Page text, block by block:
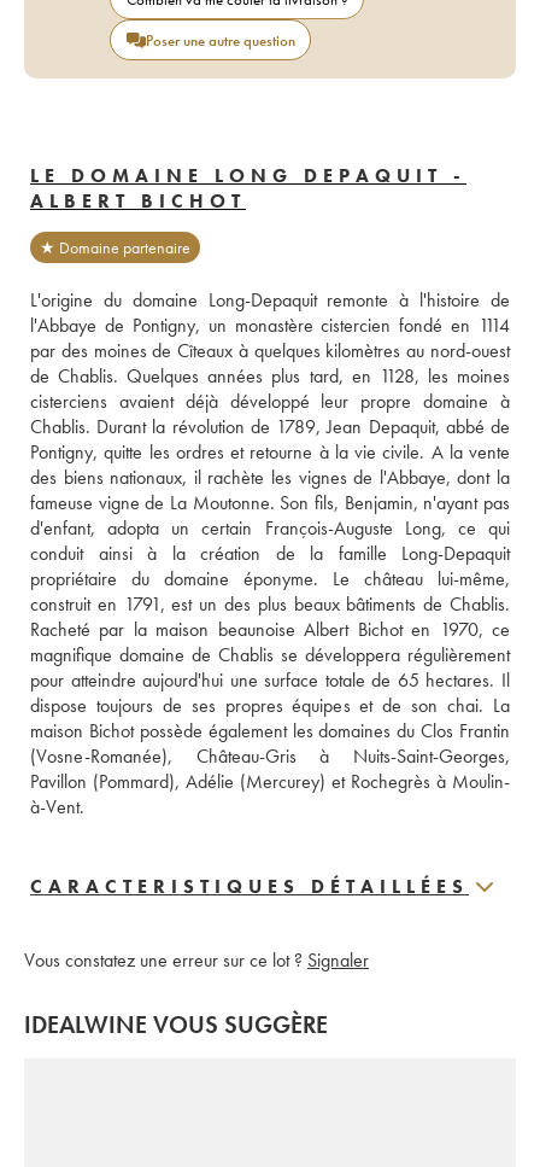
Poser une autre question
LE DOMAINE LONG DEPAQUIT -
ALBERT BICHOT
★ Domaine partenaire
L'origine du domaine Long-Depaquit remonte à l'histoire de
l'Abbaye de Pontigny, un monastère cistercien fondé en 1114
par des moines de Cîteaux à quelques kilomètres au nord-ouest
de Chablis. Quelques années plus tard, en 1128, les moines
cisterciens avaient déjà développé leur propre domaine à
Chablis. Durant la révolution de 1789, Jean Depaquit, abbé de
Pontigny, quitte les ordres et retourne à la vie civile. A la vente
des biens nationaux, il rachète les vignes de l'Abbaye, dont la
fameuse vigne de La Moutonne. Son fils, Benjamin, n'ayant pas
d'enfant, adopta un certain François-Auguste Long, ce qui
conduit ainsi à la création de la famille Long-Depaquit
propriétaire du domaine éponyme. Le château lui-même,
construit en 1791, est un des plus beaux bâtiments de Chablis.
Racheté par la maison beaunoise Albert Bichot en 1970, ce
magnifique domaine de Chablis se développera régulièrement
pour atteindre aujourd'hui une surface totale de 65 hectares. Il
dispose toujours de ses propres équipes et de son chai. La
maison Bichot possède également les domaines du Clos Frantin
(Vosne-Romanée), Château-Gris à Nuits-Saint-Georges,
Pavillon (Pommard), Adélie (Mercurey) et Rochegrès à Moulin-
à-Vent.
CARACTERISTIQUES DÉTAILLÉES
Vous constatez une erreur sur ce lot ? Signaler
IDEALWINE VOUS SUGGÈRE